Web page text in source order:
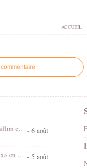
ACCUEIL
Fête foraine Canet-en-Roussillon en stéréo 3D vision croisée - 6 août
Spectacle «Les jours heureux» en 3D stéréo vision croisée - 5 août